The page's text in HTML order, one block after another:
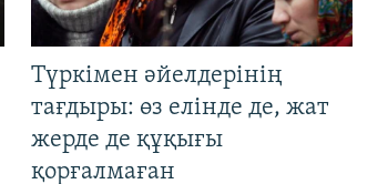
Түркімен әйелдерінің
тағдыры: өз елінде де, жат
жерде де құқығы
қорғалмаған